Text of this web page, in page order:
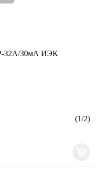
32А/30мА ИЭК
(1/2)